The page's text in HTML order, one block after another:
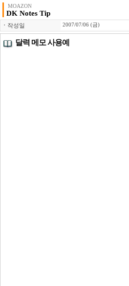
MOAZON
DK Notes Tip
ㆍ 작성일 2007/07/06 (금)
달력 메모 사용예